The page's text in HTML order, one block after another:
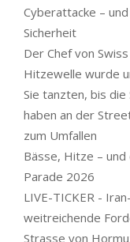
Cyberattacke –
Sicherheit
Der Chef von
Hitzewelle wurde
Sie tanzten, bis
haben an der
zum Umfallen
Bässe, Hitze –
Parade 2026
LIVE-TICKER -
weitreichende
Strasse von